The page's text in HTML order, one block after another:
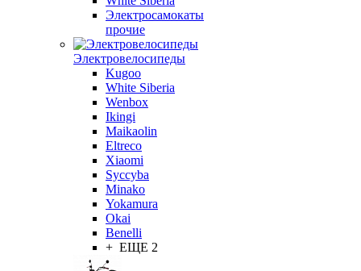
Электросамокаты
прочие
Электровелосипеды
Kugoo
White Siberia
Wenbox
Ikingi
Maikaolin
Eltreco
Xiaomi
Syccyba
Minako
Yokamura
Okai
Benelli
+ ЕЩЕ 2